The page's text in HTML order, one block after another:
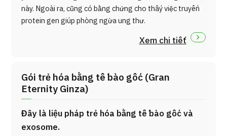
này. Ngoài ra, cũng có bằng chứng cho thấy việc truyền
protein gen giúp phòng ngừa ung thư.
Xem chi tiết
Gói trẻ hóa bằng tế bào gốc (Gran
Eternity Ginza)
Đây là liệu pháp trẻ hóa bằng tế bào gốc và
exosome.